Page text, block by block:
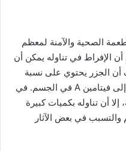
الصحية والآمنة لمعظم
الإفراط في تناوله يمكن أن
الجزر يحتوي على نسبة
عالية من البيتا كاروتين، الذي يتحول إلى فيتامين A في الجسم. في
أن تناوله بكميات كبيرة
في بعض الآثار